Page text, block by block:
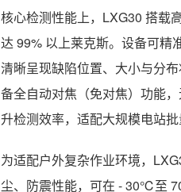
核心检测性能上，LXG30 搭载
达 99% 以上莱克斯。设备可精
清晰呈现缺陷位置、大小与分
备全自动对焦（免对焦）功能
升检测效率，适配大规模电站批
为适配户外复杂作业环境，
尘、防震性能，可在 - 30℃至